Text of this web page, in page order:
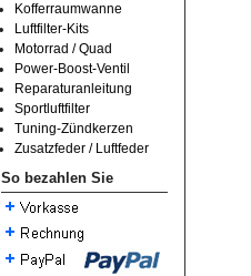
Kofferraumwanne
Luftfilter-Kits
Motorrad / Quad
Power-Boost-Ventil
Reparaturanleitung
Sportluftfilter
Tuning-Zündkerzen
Zusatzfeder / Luftfeder
So bezahlen Sie